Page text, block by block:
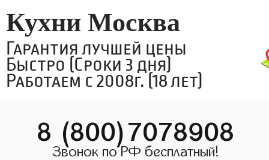
Кухни Москва
Гарантия лучшей цены
Быстро (Сроки 3 дня)
Работаем с 2008г. (18 лет)
8 (800)7078908
Звонок по РФ бесплатный!